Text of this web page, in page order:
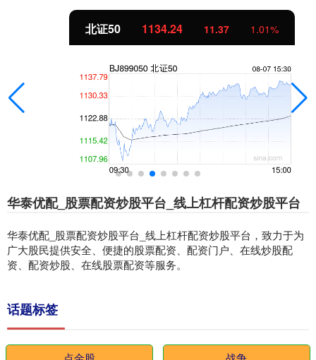
北证50 1134.24 11.37 1.01%
华泰优配_股票配资炒股平台_线上杠杆配资炒股平台
华泰优配_股票配资炒股平台_线上杠杆配资炒股平台，致力于为
广大股民提供安全、便捷的股票配资、配资门户、在线炒股配
资、配资炒股、在线股票配资等服务。
话题标签